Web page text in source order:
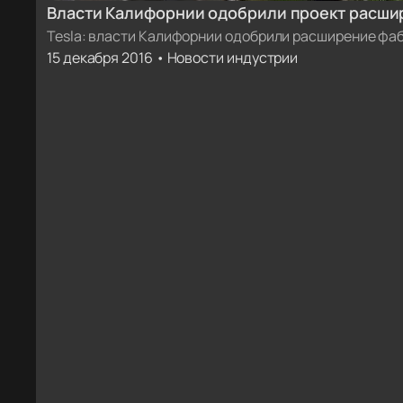
Власти Калифорнии одобрили проект
Motors [бонус: фото завода с высоты
Tesla: власти Калифорнии одобрили расширение
15 декабря 2016 • Новости индустрии